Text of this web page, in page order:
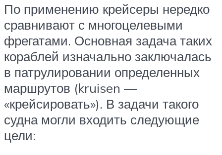
По применению крейсеры нередко
сравнивают с многоцелевыми
фрегатами. Основная задача таких
кораблей изначально заключалась
в патрулировании определенных
маршрутов (kruisen —
«крейсировать»). В задачи такого
судна могли входить следующие
цели: